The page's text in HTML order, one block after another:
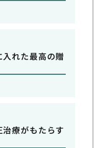
れた最高の贈
療がもたらす